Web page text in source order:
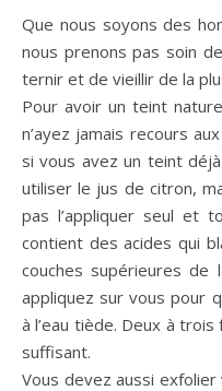
Que nous soyons des
nous prenons pas soin
ternir et de vieillir de la
Pour avoir un teint
n’ayez jamais recours
si vous avez un teint
utiliser le jus de citron,
pas l’appliquer seul et
contient des acides qui
couches supérieures de
appliquez sur vous pour
à l’eau tiède. Deux à
suffisant.
Vous devez aussi